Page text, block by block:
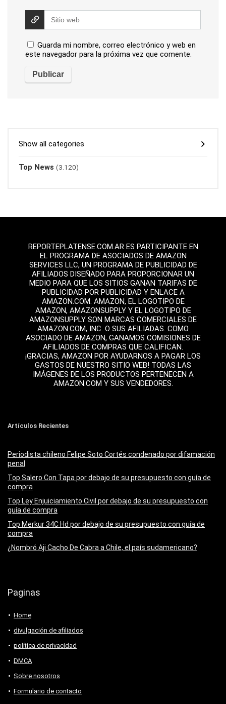
Guarda mi nombre, correo electrónico y web en
este navegador para la próxima vez que comente.
Show all categories
Top News (3.120)
REPORTEPLATENSE.COM.AR ES PARTICIPANTE EN
EL PROGRAMA DE ASOCIADOS DE AMAZON
SERVICES LLC, UN PROGRAMA DE PUBLICIDAD DE
AFILIADOS DISEÑADO PARA PROPORCIONAR UN
MEDIO PARA QUE LOS SITIOS GANAN TARIFAS DE
PUBLICIDAD POR PUBLICIDAD Y ENLACE A
AMAZON.COM. AMAZON, EL LOGOTIPO DE
AMAZON, AMAZONSUPPLY Y EL LOGOTIPO DE
AMAZONSUPPLY SON MARCAS COMERCIALES DE
AMAZON.COM, INC. O SUS AFILIADAS. COMO
ASOCIADO DE AMAZON, GANAMOS COMISIONES DE
AFILIADOS DE COMPRAS QUE CALIFICAN.
¡GRACIAS, AMAZON POR AYUDARNOS A PAGAR LOS
GASTOS DE NUESTRO SITIO WEB! TODAS LAS
IMÁGENES DE LOS PRODUCTOS PERTENECEN A
AMAZON.COM Y SUS VENDEDORES.
Artículos Recientes
Periodista chileno Felipe Soto Cortés condenado por difamación
penal
Top Salero Con Tapa por debajo de su presupuesto con guía de
compra
Top Ley Enjuiciamiento Civil por debajo de su presupuesto con
guía de compra
Top Merkur 34C Hd por debajo de su presupuesto con guía de
compra
¿Nombró Aji Cacho De Cabra a Chile, el país sudamericano?
Paginas
Home
divulgación de afiliados
política de privacidad
DMCA
Sobre nosotros
Formulario de contacto